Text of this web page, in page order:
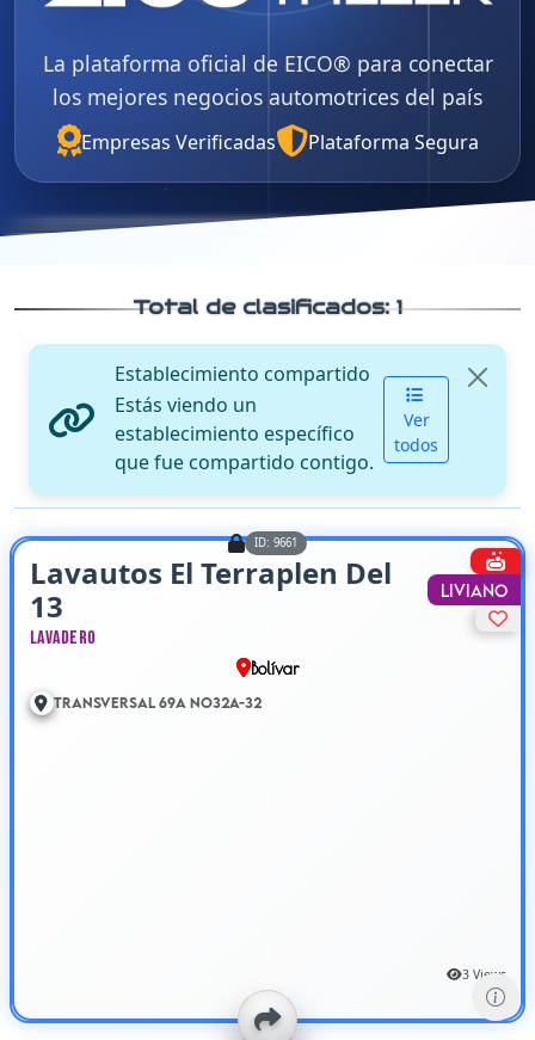
La plataforma oficial de EICO® para conectar
los mejores negocios automotrices del país
Empresas Verificadas Plataforma Segura
Total de clasificados:1
Establecimiento compartido
Estás viendo un
establecimiento específico
que fue compartido contigo.
Ver
todos
ID: 9661
Liviano
Lavautos El Terraplen Del
13
Lavadero
Bolívar
Transversal 69A No32A-32
3 Views